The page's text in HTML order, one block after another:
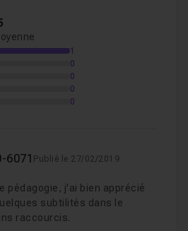
1
0
0
0
0
6071 Publié le 27/02/2019
pédagogie, j'ai bien apprécié
subtilités dans le
raccourcis.